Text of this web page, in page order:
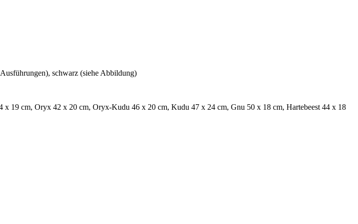
schwarz (siehe Abbildung)
19 cm, Oryx 42 x 20 cm, Oryx-Kudu 46 x 20 cm, Kudu 47 x 24 cm, Gnu 50 x 18 cm, Hartebeest 44 x 18